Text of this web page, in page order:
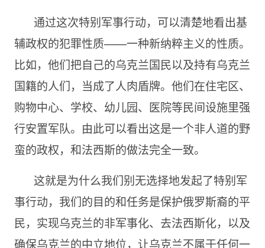
通过这次特别军事行动，可以清楚地看出基
辅政权的犯罪性质——一种新纳粹主义的性质。
比如，他们把自己的乌克兰国民以及持有乌克兰
国籍的人们，当成了人肉盾牌。他们在住宅区、
购物中心、学校、幼儿园、医院等民间设施里强
行安置军队。由此可以看出这是一个非人道的野
蛮的政权，和法西斯的做法完全一致。
这就是为什么我们别无选择地发起了特别军
事行动，我们的目的和任务是保护俄罗斯裔的平
民，实现乌克兰的非军事化、去法西斯化，以及
确保乌克兰的中立地位，让乌克兰不属于任何一